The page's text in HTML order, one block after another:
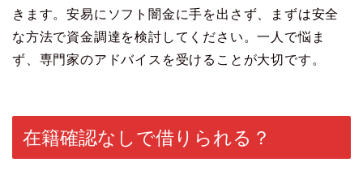
きます。安易にソフト闇金に手を出さず、まずは安全
な方法で資金調達を検討してください。一人で悩ま
ず、専門家のアドバイスを受けることが大切です。
在籍確認なしで借りられる？